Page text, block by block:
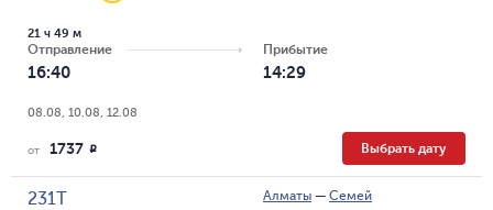
Отправление
16:40
21 ч 49 м
Прибытие
14:29
08.08, 10.08, 12.08
от 1737 R Выбрать дату
231Т Алматы — Семей